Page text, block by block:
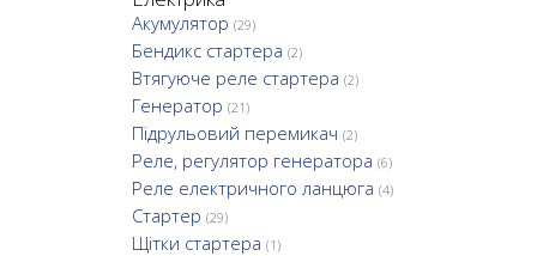
Акумулятор (29)
Бендикс стартера (2)
Втягуюче реле стартера (2)
Генератор (21)
Підрульовий перемикач (2)
Реле, регулятор генератора (6)
Реле електричного ланцюга (4)
Стартер (29)
Щітки стартера (1)